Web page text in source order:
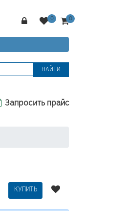
НАЙТИ
Запросить прайс
КУПИТЬ